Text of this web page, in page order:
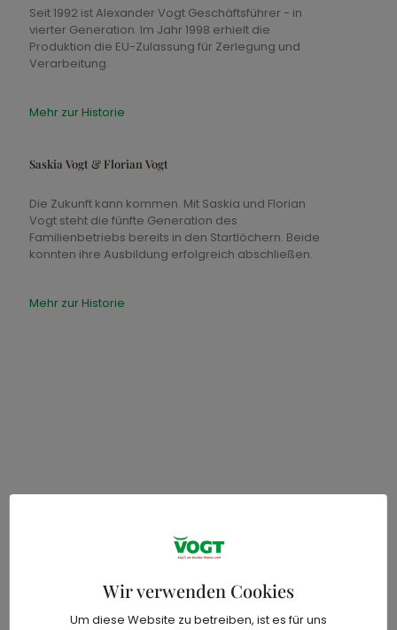
Seit 1992 ist Alexander Vogt Geschäftsführer - in
vierter Generation. Im Jahr 1998 erhielt die
Produktion die EU-Zulassung für Zerlegung und
Verarbeitung.
Mehr zur Historie
Saskia Vogt & Florian Vogt
Die Zukunft kann kommen. Mit Saskia und Florian
Vogt steht die fünfte Generation des
Familienbetriebs bereits in den Startlöchern. Beide
konnten ihre Ausbildung erfolgreich abschließen.
Mehr zur Historie
Wir verwenden Cookies
Um diese Website zu betreiben, ist es für uns